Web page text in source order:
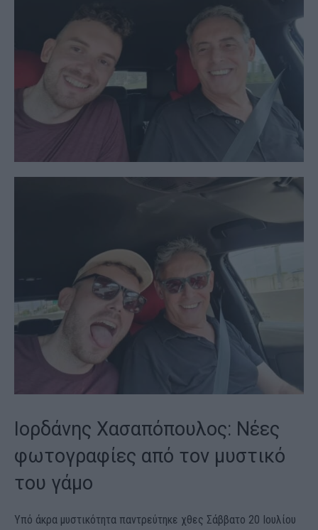
Ιορδάνης Χασαπόπουλος: Νέες
φωτογραφίες από τον μυστικό
του γάμο
Υπό άκρα μυστικότητα παντρεύτηκε χθες Σάββατο 20 Ιουλίου